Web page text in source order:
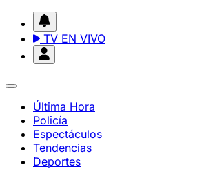
TV EN VIVO
Última Hora
Policía
Espectáculos
Tendencias
Deportes